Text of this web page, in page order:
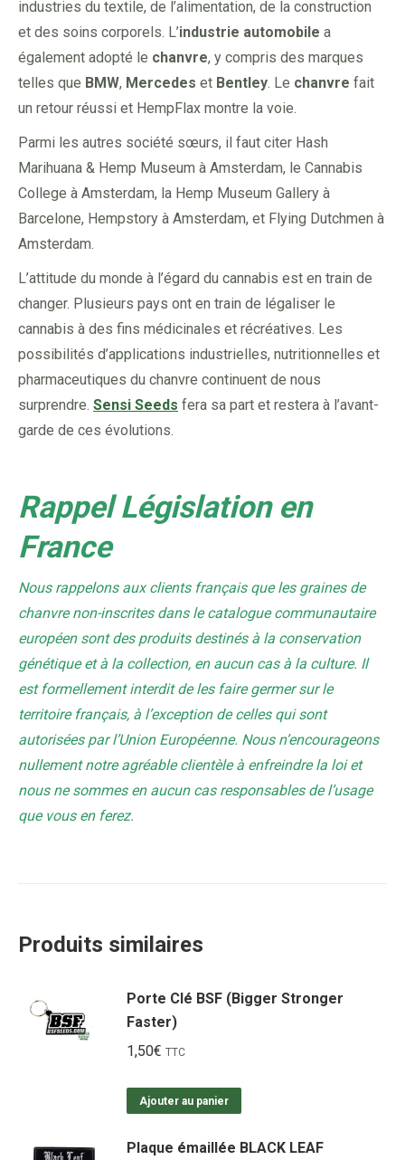
industries du textile, de l’alimentation, de la construction
et des soins corporels. L’industrie automobile a
également adopté le chanvre, y compris des marques
telles que BMW, Mercedes et Bentley. Le chanvre fait
un retour réussi et HempFlax montre la voie.
Parmi les autres société sœurs, il faut citer Hash
Marihuana & Hemp Museum à Amsterdam, le Cannabis
College à Amsterdam, la Hemp Museum Gallery à
Barcelone, Hempstory à Amsterdam, et Flying Dutchmen à
Amsterdam.
L’attitude du monde à l’égard du cannabis est en train de
changer. Plusieurs pays ont en train de légaliser le
cannabis à des fins médicinales et récréatives. Les
possibilités d’applications industrielles, nutritionnelles et
pharmaceutiques du chanvre continuent de nous
surprendre. Sensi Seeds fera sa part et restera à l’avant-
garde de ces évolutions.
Rappel Législation en
France
Nous rappelons aux clients français que les graines de
chanvre non-inscrites dans le catalogue communautaire
européen sont des produits destinés à la conservation
génétique et à la collection, en aucun cas à la culture. Il
est formellement interdit de les faire germer sur le
territoire français, à l’exception de celles qui sont
autorisées par l’Union Européenne. Nous n’encourageons
nullement notre agréable clientèle à enfreindre la loi et
nous ne sommes en aucun cas responsables de l’usage
que vous en ferez.
Produits similaires
Porte Clé BSF (Bigger Stronger
Faster)
1,50€ TTC
Ajouter au panier
Plaque émaillée BLACK LEAF